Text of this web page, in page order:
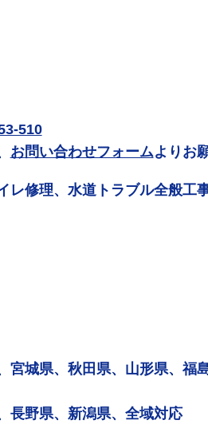
510
お問い合わせフォームよりお
レ修理、水道トラブル全般工
宮城県、秋田県、山形県、福
長野県、新潟県、全域対応